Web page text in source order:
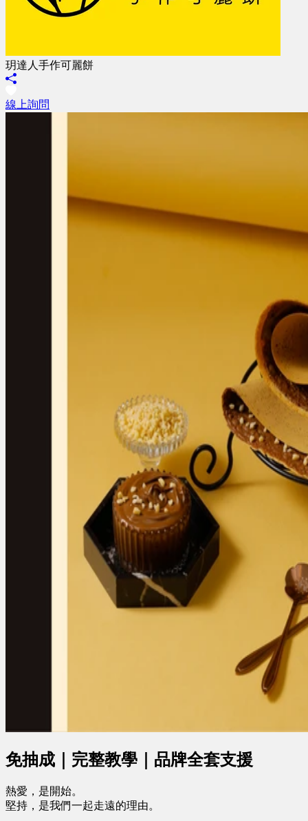
玥達人手作可麗餅
線上詢問
免抽成｜完整教學｜品牌全套支援
熱愛，是開始。
堅持，是我們一起走遠的理由。